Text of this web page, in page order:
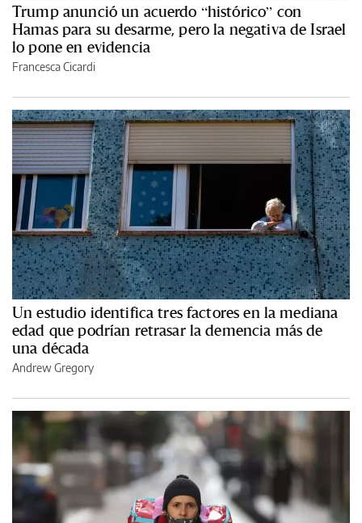
Trump anunció un acuerdo “histórico” con
Hamas para su desarme, pero la negativa de Israel
lo pone en evidencia
Francesca Cicardi
Un estudio identifica tres factores en la mediana
edad que podrían retrasar la demencia más de
una década
Andrew Gregory